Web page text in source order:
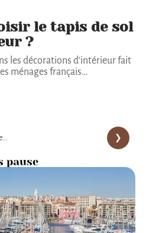
le tapis de sol
?
les décorations d’intérieur fait
ménages français…
pause